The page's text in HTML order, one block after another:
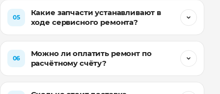
Какие запчасти устанавливают в
ходе сервисного ремонта?
Можно ли оплатить ремонт по
расчётному счёту?